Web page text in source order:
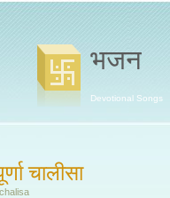
भजन
Devotional Songs
चालीसा